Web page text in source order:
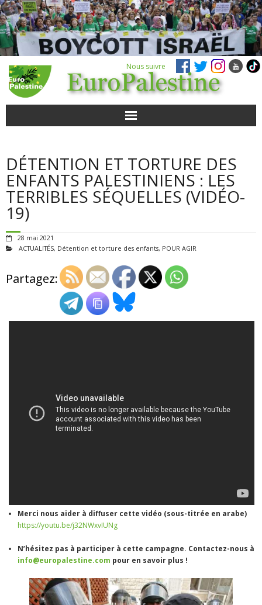
Nous suivre
POUR AGIR
AGENDA
ADHÉSIONS, DONS, CONTACT
DÉTENTION ET TORTURE DES
ENFANTS PALESTINIENS : LES
TERRIBLES SÉQUELLES (VIDÉO-
19)
28 mai 2021
ACTUALITÉS, Détention et torture des enfants, POUR AGIR
Partagez:
Merci nous aider à diffuser cette vidéo (sous-titrée en arabe)
https://youtu.be/j32NWxvIUNg
N’hésitez pas à participer à cette campagne. Contactez-nous à
info@europalestine.com pour en savoir plus !